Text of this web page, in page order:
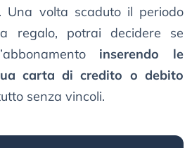
Una volta scaduto il periodo
regalo, potrai decidere se
inserendo le
carta di credito o debito
senza vincoli.